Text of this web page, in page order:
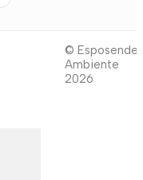
© Esposende
Ambiente
2026